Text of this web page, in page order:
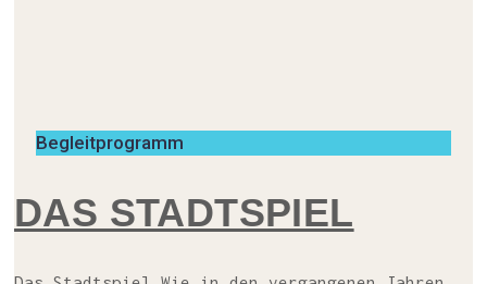
Begleitprogramm
DAS STADT­SPIEL